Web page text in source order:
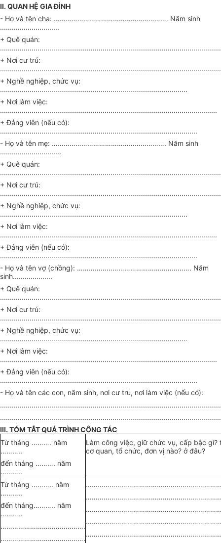
II. QUAN HỆ GIA ĐÌNH
- Họ và tên cha: …………………………………………………. Năm sinh
..............................
+ Quê quán:
+ Nơi cư trú:
+ Nghề nghiệp, chức vụ:
...............................................................................................
+ Nơi làm việc:
..............................................................................................................
+ Đảng viên (nếu có):
....................................................................................................
- Họ và tên mẹ: …………………………………………………. Năm sinh
...............................
+ Quê quán:
+ Nơi cư trú:
+ Nghề nghiệp, chức vụ:
...............................................................................................
+ Nơi làm việc:
..............................................................................................................
+ Đảng viên (nếu có):
....................................................................................................
- Họ và tên vợ (chồng): …………………………………………………. Năm
sinh....................
+ Quê quán:
+ Nơi cư trú:
+ Nghề nghiệp, chức vụ:
...............................................................................................
+ Nơi làm việc:
..............................................................................................................
+ Đảng viên (nếu có):
....................................................................................................
- Họ và tên các con, năm sinh, nơi cư trú, nơi làm việc (nếu có):
III. TÓM TẮT QUÁ TRÌNH CÔNG TÁC
Từ tháng ………. năm
………..
đến tháng ………. năm
………..
Làm công việc, giữ chức vụ, cấp bậc gì?
cơ quan, tổ chức, đơn vị nào? ở đâu?
Từ tháng ……….. năm
………..
đến tháng……….. năm
………..
…………………………………….
…………………………………….